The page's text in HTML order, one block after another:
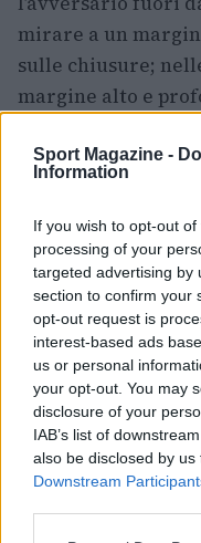
Sport Magazine -
Information
If you wish to opt-out
processing of your
targeted advertising by
section to confirm your
opt-out request is
interest-based ads
us or personal
your opt-out. You may
disclosure of your
IAB’s list of
also be disclosed by
Downstream
mirare a un
sulle chiusure;
margine alto e
sale, più conviene
Con ilserviziosu
con margine
teso sono molto
seconda in kick
gratis. A rete, su
diretta con volée
deep volleyper
di palla pesante o